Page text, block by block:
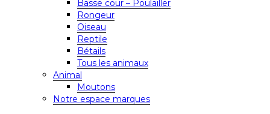
Basse cour – Poulailler
Rongeur
Oiseau
Reptile
Bétails
Tous les animaux
Animal
Moutons
Notre espace marques